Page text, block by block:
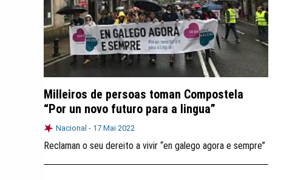
Milleiros de persoas toman Compostela
“Por un novo futuro para a lingua”
Nacional - 17 Mai 2022
Reclaman o seu dereito a vivir “en galego agora e sempre”